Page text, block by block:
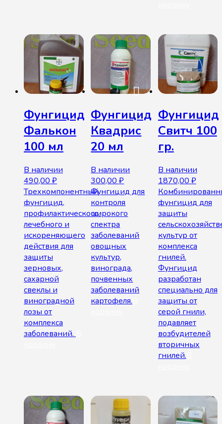
Фунгицид
Фалькон
100 мл
В наличии
490,00 ₽
Трехкомпонентный
фунгицид,
профилактического,
лечебного и
искореняющего
действия для
защиты
зерновых,
сахарной
свеклы и
виноградной
лозы от
комплекса
заболеваний.
Фунгицид
Квадрис
20 мл
В наличии
300,00₽
Фунгицид для
контроля
широкого
спектра
заболеваний
овощных
культур,
винограда,
почвенных
заболеваний
картофеля.
Фунгицид
Свитч 100
гр.
В наличии
1870,00 ₽
фунгицид для
защиты
культур от
комплекса
гнилей.
Фунгицид
разработан
специально для
защиты от
серой гнили,
подавляет
возбудителей
вторичных
гнилей.